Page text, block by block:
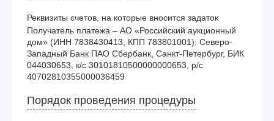
Реквизиты счетов, на которые вносится задаток
Получатель платежа – АО «Российский аукционный
дом» (ИНН 7838430413, КПП 783801001): Северо-
Западный Банк ПАО Сбербанк, Санкт-Петербург, БИК
044030653, к/с 30101810500000000653, р/с
40702810355000036459
Порядок проведения процедуры